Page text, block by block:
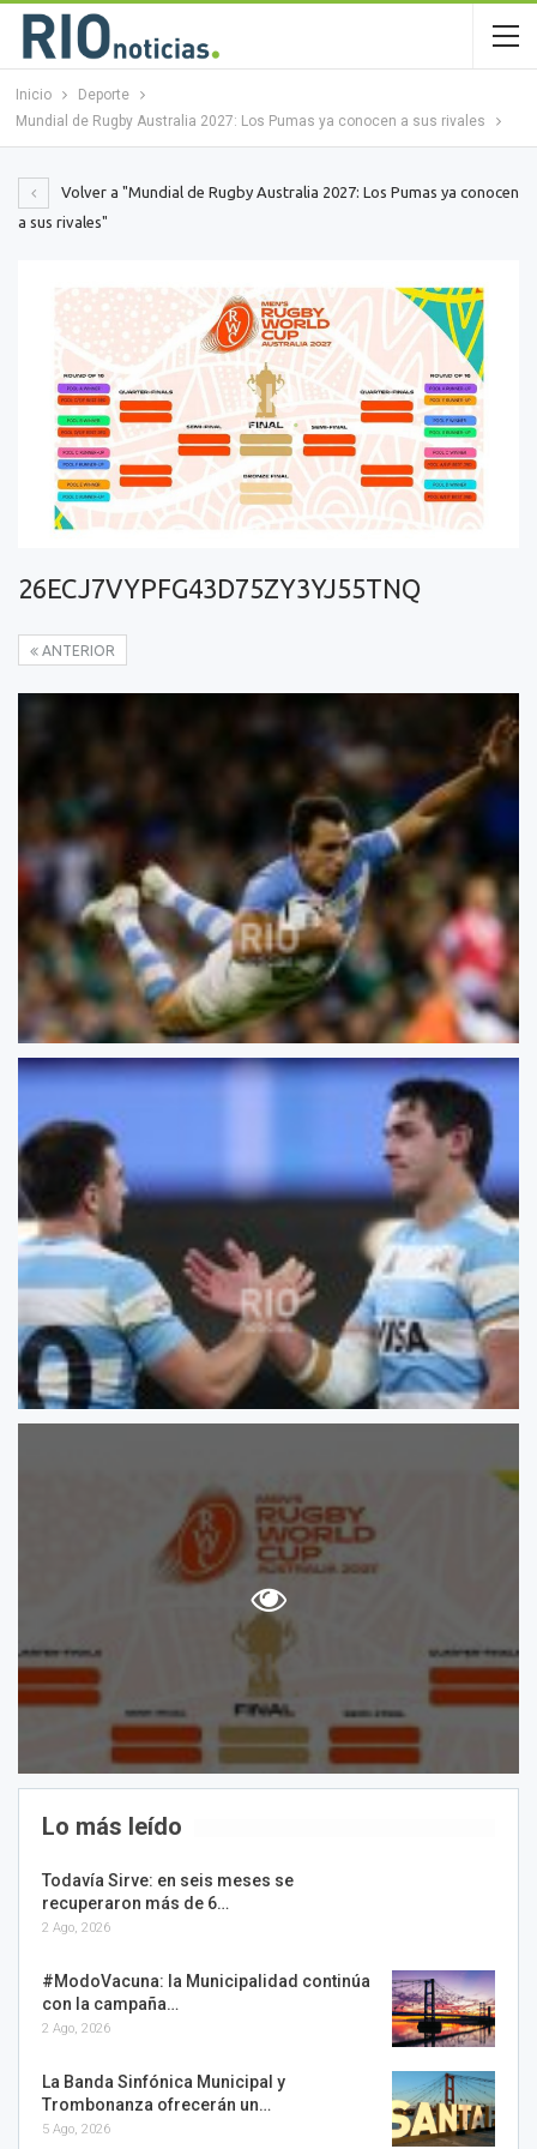
Inicio
Deporte
Mundial de Rugby Australia 2027: Los Pumas ya conocen a sus rivales
Volver a "Mundial de Rugby Australia 2027: Los Pumas ya conocen
a sus rivales"
26ECJ7VYPFG43D75ZY3YJ55TNQ
ANTERIOR
Lo más leído
Todavía Sirve: en seis meses se
recuperaron más de 6…
2 Ago, 2026
#ModoVacuna: la Municipalidad continúa
con la campaña…
2 Ago, 2026
La Banda Sinfónica Municipal y
Trombonanza ofrecerán un…
5 Ago, 2026